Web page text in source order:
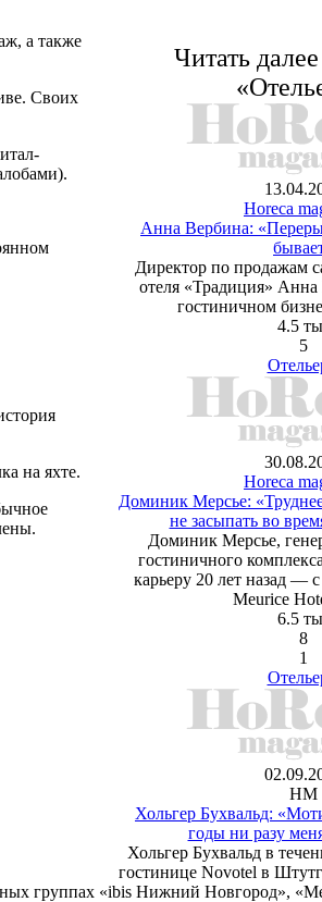
а также
Своих
на яхте.
Читать
Horeca
Анна Вербина:
Директор по продажам
отеля «Традиция» Анна
гостиничном
4.5
5
Horeca
Доминик Мерсье:
не засыпать во
Доминик Мерсье,
гостиничного
карьеру 20 лет назад —
Meurice
6.5
8
1
HM
Хольгер Бухвальд:
годы ни разу
Хольгер Бухвальд в
гостинице Novotel в
группах «ibis Нижний Новгород»,